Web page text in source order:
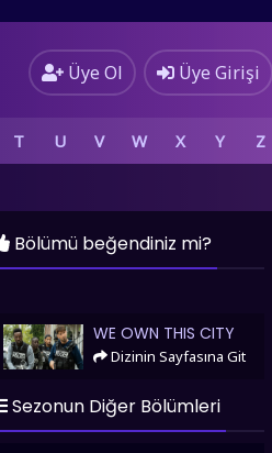
Üye Ol Üye Girişi
T U V W X Y Z
Bölümü beğendiniz mi?
We Own This CityWE OWN THIS CITY
Dizinin Sayfasına Git
Sezonun Diğer Bölümleri